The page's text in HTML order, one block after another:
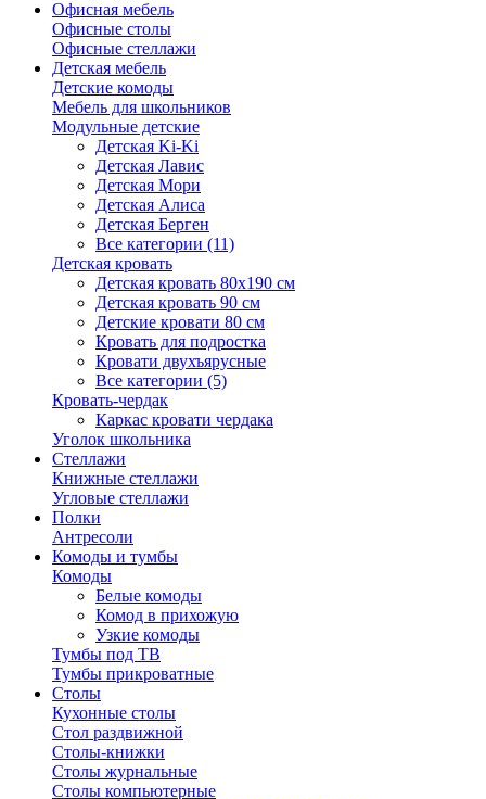
Офисная мебель
Офисные столы
Офисные стеллажи
Детская мебель
Детские комоды
Мебель для школьников
Модульные детские
Детская Ki-Ki
Детская Лавис
Детская Мори
Детская Алиса
Детская Берген
Все категории (11)
Детская кровать
Детская кровать 80х190 см
Детская кровать 90 см
Детские кровати 80 см
Кровать для подростка
Кровати двухъярусные
Все категории (5)
Кровать-чердак
Каркас кровати чердака
Уголок школьника
Стеллажи
Книжные стеллажи
Угловые стеллажи
Полки
Антресоли
Комоды и тумбы
Комоды
Белые комоды
Комод в прихожую
Узкие комоды
Тумбы под ТВ
Тумбы прикроватные
Столы
Кухонные столы
Стол раздвижной
Столы-книжки
Столы журнальные
Столы компьютерные